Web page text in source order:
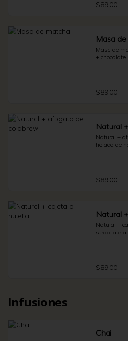
$89.00
Masa
Masa de
+ chocolate
$89.00
Natural
Natural +
helado de
$89.00
Natural
Natural +
stracciatela.
$89.00
Infusiones
Chai